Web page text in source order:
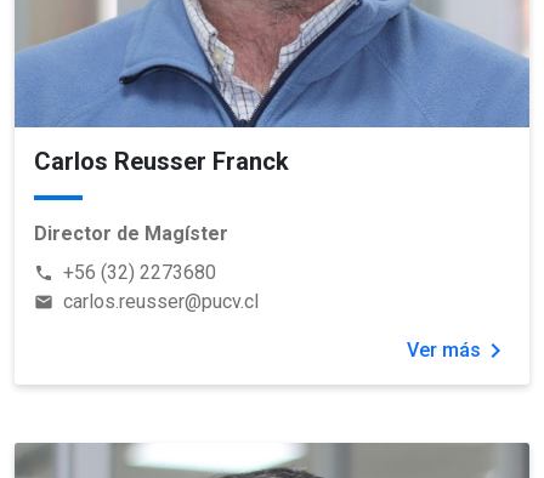
Carlos Reusser Franck
Director de Magíster
phone +56 (32) 2273680
email carlos.reusser@pucv.cl
Ver más chevron_right